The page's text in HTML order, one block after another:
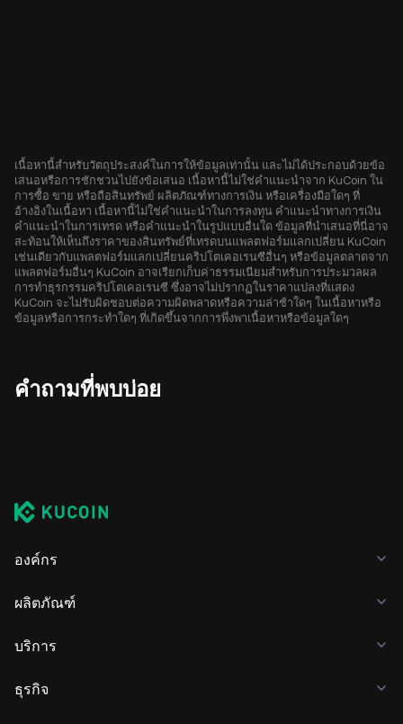
เนื้อหานี้สำหรับวัตถุประสงค์ในการให้ข้อมูลเท่านั้น และไม่ได้ประกอบด้วยข้อ
เสนอหรือการชักชวนไปยังข้อเสนอ เนื้อหานี้ไม่ใช่คำแนะนำจาก KuCoin ใน
การซื้อ ขาย หรือถือสินทรัพย์ ผลิตภัณฑ์ทางการเงิน หรือเครื่องมือใดๆ ที่
อ้างอิงในเนื้อหา เนื้อหานี้ไม่ใช่คำแนะนำในการลงทุน คำแนะนำทางการเงิน
คำแนะนำในการเทรด หรือคำแนะนำในรูปแบบอื่นใด ข้อมูลที่นำเสนอที่นี่อาจ
สะท้อนให้เห็นถึงราคาของสินทรัพย์ที่เทรดบนแพลตฟอร์มแลกเปลี่ยน KuCoin
เช่นเดียวกับแพลตฟอร์มแลกเปลี่ยนคริปโตเคอเรนซีอื่นๆ หรือข้อมูลตลาดจาก
แพลตฟอร์มอื่นๆ KuCoin อาจเรียกเก็บค่าธรรมเนียมสำหรับการประมวลผล
การทำธุรกรรมคริปโตเคอเรนซี ซึ่งอาจไม่ปรากฏในราคาแปลงที่แสดง
KuCoin จะไม่รับผิดชอบต่อความผิดพลาดหรือความล่าช้าใดๆ ในเนื้อหาหรือ
ข้อมูลหรือการกระทำใดๆ ที่เกิดขึ้นจากการพึ่งพาเนื้อหาหรือข้อมูลใดๆ
คำถามที่พบบ่อย
องค์กร
ผลิตภัณฑ์
บริการ
ธุรกิจ